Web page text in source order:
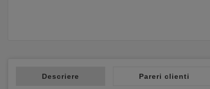
Descriere Pareri clienti